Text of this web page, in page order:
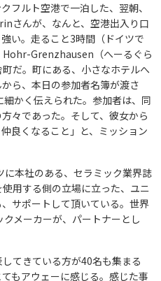
フルト空港で一泊した、翌朝、
さんが、なんと、空港出入り口
い。走ること3時間（ドイツで
Hohr-Grenzhausen（へーるぐら
だ。町にある、小さなホテルへ
ら、本日の参加者名簿が渡さ
かく伝えられた。参加者は、同
々であった。そして、彼女から
良くなること」と、ミッション
本社のある、セラミック業界誌
用する側の立場に立った、ユニ
サポートして頂いている。世界
メーカーが、パートナーとし
てきている方が40名も集まる
もアウェーに感じる。感じた事